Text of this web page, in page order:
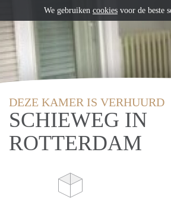
DEZE KAMER IS VERHUURD
SCHIEWEG IN
ROTTERDAM
We gebruiken cookies voor de beste